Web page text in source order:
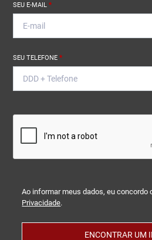
SEU E-MAIL*
SEU TELEFONE*
Ao informar meus dados, eu concordo
Privacidade.
ENCONTRAR UM